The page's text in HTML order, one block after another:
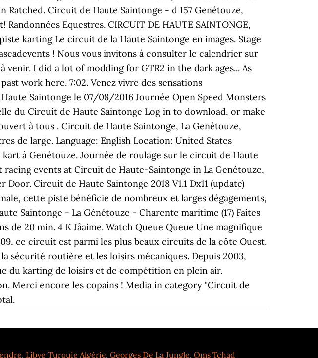
Ratched. Circuit de Haute Saintonge - d 157 Genétouze,
Equestres. CIRCUIT DE HAUTE SAINTONGE,
karting Le circuit de la Haute Saintonge en images. Stage
! Nous vous invitons à consulter le calendrier sur
I did a lot of modding for GTR2 in the dark ages... As
work here. 7:02. Venez vivre des sensations
Saintonge le 07/08/2016 Journée Open Speed Monsters
du Circuit de Haute Saintonge Log in to download, or make
à tous . Circuit de Haute Saintonge, La Genétouze,
de large. Language: English Location: United States
à Genétouze. Journée de roulage sur le circuit de Haute
events at Circuit de Haute-Saintonge in La Genétouze,
Circuit de Haute Saintonge 2018 V1.1 Dx11 (update)
cette piste bénéficie de nombreux et larges dégagements,
Saintonge - La Génétouze - Charente maritime (17) Faites
20 min. 4 K Jâaime. Watch Queue Queue Une magnifique
ce circuit est parmi les plus beaux circuits de la côte Ouest.
routière et les loisirs mécaniques. Depuis 2003,
du karting de loisirs et de compétition en plein air.
Merci encore les copains ! Media in category "Circuit de
, Libye Turquie Algérie, Georges De La Jungle, Oms Tchad